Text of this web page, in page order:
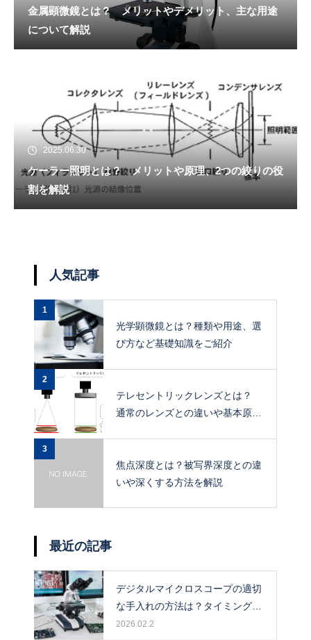
金属顕微鏡とは？ メリットやデメリット、主な用途
について解説
2025.06.30
ケーラー照明とは？ メリットや原理、2つの絞りの役
割を解説
人気記事
1
光学顕微鏡とは？種類や用途、選
び方など基礎知識をご紹介
2
テレセントリックレンズとは？
通常のレンズとの違いや基本原
3
焦点深度とは？被写界深度との違
いや深くする方法を解説
最近の記事
デジタルマイクロスコープの適切
な手入れの方法は？タイミングや
保管場所も解説！
2026.02.2